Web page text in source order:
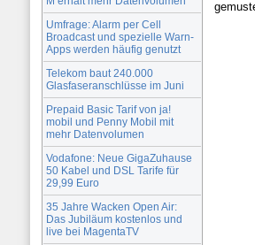
Umfrage: Alarm per Cell
Broadcast und spezielle Warn-
Apps werden häufig genutzt
Telekom baut 240.000
Glasfaseranschlüsse im Juni
Prepaid Basic Tarif von ja!
mobil und Penny Mobil mit
mehr Datenvolumen
Vodafone: Neue GigaZuhause
50 Kabel und DSL Tarife für
29,99 Euro
35 Jahre Wacken Open Air:
Das Jubiläum kostenlos und
live bei MagentaTV